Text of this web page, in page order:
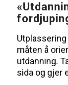
måten å
utdanning.
sida og gjer